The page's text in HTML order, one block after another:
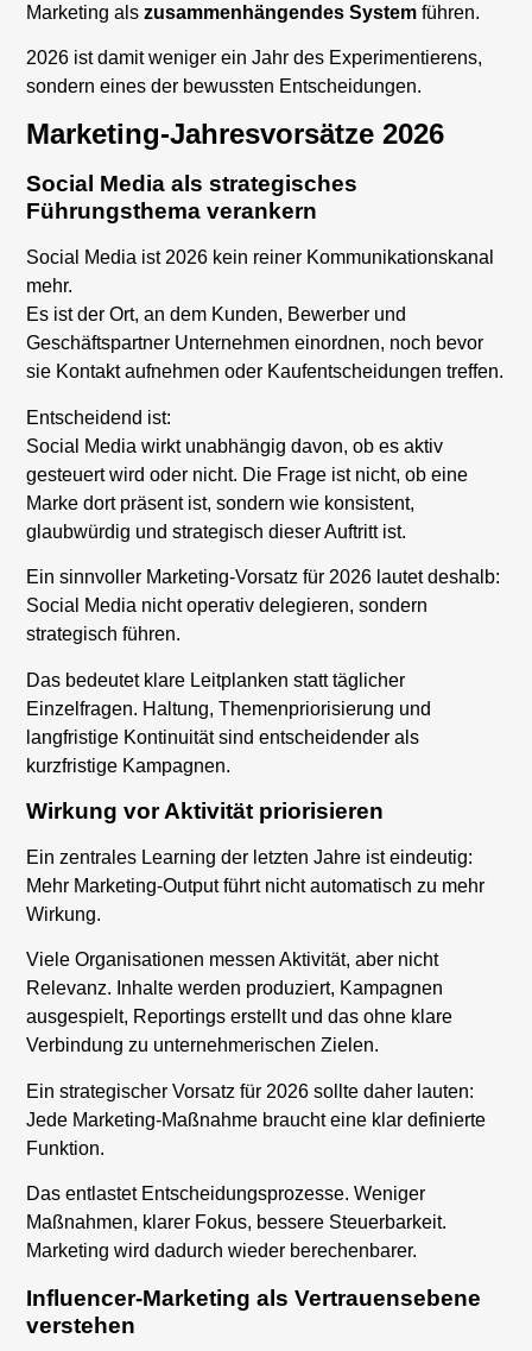
Marketing alszusammenhängendes System führen.
2026 ist damit weniger ein Jahr des Experimentierens,
sondern eines der bewussten Entscheidungen.
Marketing-Jahresvorsätze 2026
Social Media als strategisches
Führungsthema verankern
Social Media ist 2026 kein reiner Kommunikationskanal
mehr.
Es ist der Ort, an dem Kunden, Bewerber und
Geschäftspartner Unternehmen einordnen, noch bevor
sie Kontakt aufnehmen oder Kaufentscheidungen treffen.
Entscheidend ist:
Social Media wirkt unabhängig davon, ob es aktiv
gesteuert wird oder nicht. Die Frage ist nicht, ob eine
Marke dort präsent ist, sondern wie konsistent,
glaubwürdig und strategisch dieser Auftritt ist.
Ein sinnvoller Marketing-Vorsatz für 2026 lautet deshalb:
Social Media nicht operativ delegieren, sondern
strategisch führen.
Das bedeutet klare Leitplanken statt täglicher
Einzelfragen. Haltung, Themenpriorisierung und
langfristige Kontinuität sind entscheidender als
kurzfristige Kampagnen.
Wirkung vor Aktivität priorisieren
Ein zentrales Learning der letzten Jahre ist eindeutig:
Mehr Marketing-Output führt nicht automatisch zu mehr
Wirkung.
Viele Organisationen messen Aktivität, aber nicht
Relevanz. Inhalte werden produziert, Kampagnen
ausgespielt, Reportings erstellt und das ohne klare
Verbindung zu unternehmerischen Zielen.
Ein strategischer Vorsatz für 2026 sollte daher lauten:
Jede Marketing-Maßnahme braucht eine klar definierte
Funktion.
Das entlastet Entscheidungsprozesse. Weniger
Maßnahmen, klarer Fokus, bessere Steuerbarkeit.
Marketing wird dadurch wieder berechenbarer.
Influencer-Marketing als Vertrauensebene
verstehen